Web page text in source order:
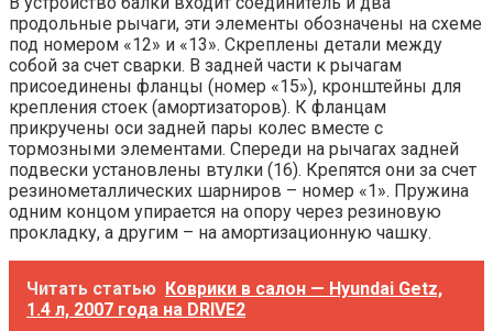
продольные рычаги, эти элементы обозначены на схеме
под номером «12» и «13». Скреплены детали между
собой за счет сварки. В задней части к рычагам
присоединены фланцы (номер «15»), кронштейны для
крепления стоек (амортизаторов). К фланцам
прикручены оси задней пары колес вместе с
тормозными элементами. Спереди на рычагах задней
подвески установлены втулки (16). Крепятся они за счет
резинометаллических шарниров – номер «1». Пружина
одним концом упирается на опору через резиновую
прокладку, а другим – на амортизационную чашку.
Читать статью Коврики в салон — Hyundai Getz,
1.4 л, 2007 года на DRIVE2